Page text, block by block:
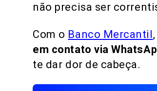
não precisa ser
Com o Banco Mercantil
em contato via
te dar dor de cabeça.